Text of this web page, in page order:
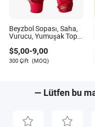
durumunda salınım-
Hayranlar nasıl
ESPN'de saat 20:00
edisyonu ve ESPN
YouTube TV üzerinden
havuzunun parçası
Beyzbol Sopası, Saha,
Vurucu, Yumuşak Top,
Amerikan Futbolu,
Silikon, Deri, Spor
Eldiveni
$5,00-9,00
300 Çift (MOQ)
— Lütfen bu